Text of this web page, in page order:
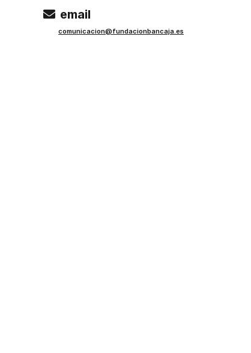
email
comunicacion@fundacionbancaja.es